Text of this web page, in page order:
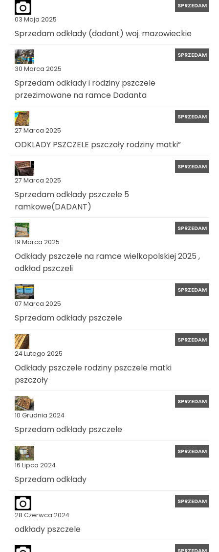
03 Maja 2025
SPRZEDAM
Sprzedam odkłady (dadant) woj. mazowieckie
30 Marca 2025
SPRZEDAM
Sprzedam odkłady i rodziny pszczele
przezimowane na ramce Dadanta
27 Marca 2025
SPRZEDAM
ODKLADY PSZCZELE pszczoły rodziny matki”
27 Marca 2025
SPRZEDAM
Sprzedam odkłady pszczele 5
ramkowe(DADANT)
19 Marca 2025
SPRZEDAM
Odkłady pszczele na ramce wielkopolskiej 2025 ,
odkład pszczeli
07 Marca 2025
SPRZEDAM
Sprzedam odkłady pszczele
24 Lutego 2025
SPRZEDAM
Odkłady pszczele rodziny pszczele matki
pszczoły
10 Grudnia 2024
SPRZEDAM
Sprzedam odkłady pszczele
16 Lipca 2024
SPRZEDAM
Sprzedam odkłady
28 Czerwca 2024
SPRZEDAM
odkłady pszczele